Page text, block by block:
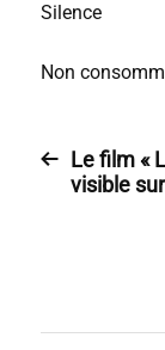
Silence
Non
Le film «
visible